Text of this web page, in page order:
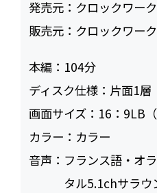
発売元： クロックワー
販売元： クロックワー
本編： 104
ディスク仕様： 片面1層
画面サイズ： 16：9LB（
カラー： カラー
音声： フランス語・オ
タル5.1chサラウ